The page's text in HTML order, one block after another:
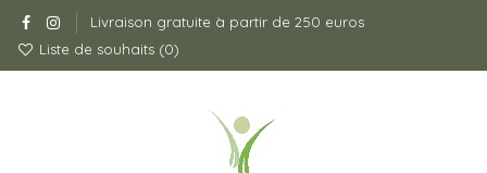
Livraison gratuite à partir de 250 euros
Liste de souhaits (0)